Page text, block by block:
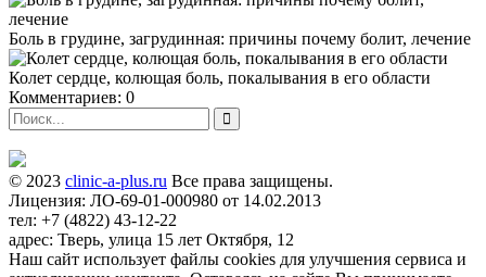
Боль в грудине, загрудинная: причины почему болит, лечение
Колет сердце, колющая боль, покалывания в его области
Комментариев: 0
© 2023 clinic-a-plus.ru Все права защищены.
Лицензия: ЛО-69-01-000980 от 14.02.2013
тел: +7 (4822) 43-12-22
адрес: Тверь, улица 15 лет Октября, 12
Наш сайт использует файлы cookies для улучшения сервиса и